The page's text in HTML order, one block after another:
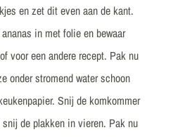
en zet dit even aan de kant.
in met folie en bewaar
voor een andere recept. Pak nu
onder stromend water schoon
Snij de komkommer
de plakken in vieren. Pak nu